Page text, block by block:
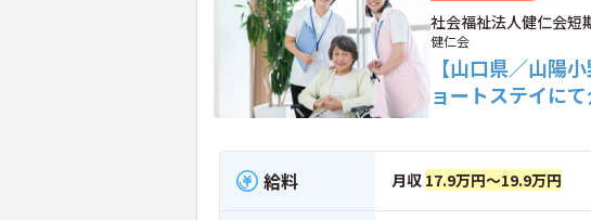
社会福祉法人健仁会
健仁会
【山口県／山陽
ョートステイに
給料 月収 17.9万円～19.9万円